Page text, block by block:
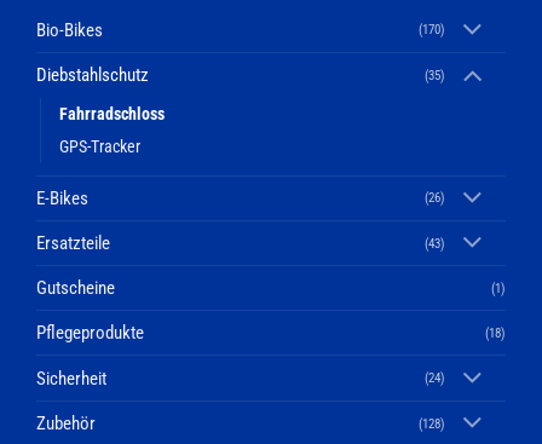
Bio-Bikes (170)
Diebstahlschutz (35)
Fahrradschloss
GPS-Tracker
E-Bikes (26)
Ersatzteile (43)
Gutscheine (1)
Pflegeprodukte (18)
Sicherheit (24)
Zubehör (128)